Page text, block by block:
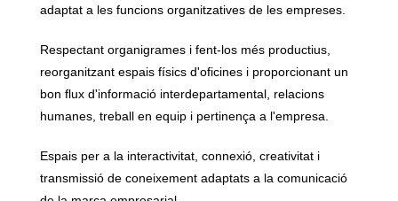
adaptat a les funcions organitzatives de les empreses.
Respectant organigrames i fent-los més productius,
reorganitzant espais físics d'oficines i proporcionant un
bon flux d'informació interdepartamental, relacions
humanes, treball en equip i pertinença a l'empresa.
Espais per a la interactivitat, connexió, creativitat i
transmissió de coneixement adaptats a la comunicació